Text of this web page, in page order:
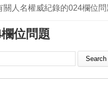
人名權威紀錄的024欄位問
位問題